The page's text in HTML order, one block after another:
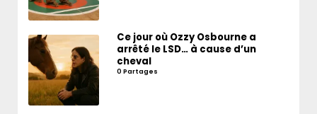
Ce jour où Ozzy Osbourne a
arrêté le LSD… à cause d’un
cheval
0 Partages